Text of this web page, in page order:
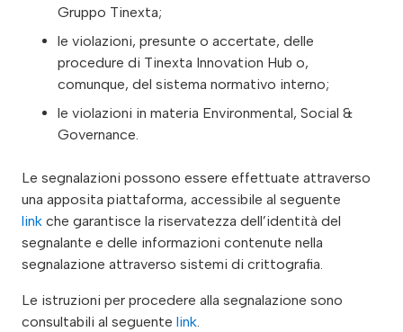
Gruppo Tinexta;
le violazioni, presunte o accertate, delle
procedure di Tinexta Innovation Hub o,
comunque, del sistema normativo interno;
le violazioni in materia Environmental, Social &
Governance.
Le segnalazioni possono essere effettuate attraverso
una apposita piattaforma, accessibile al seguente
link che garantisce la riservatezza dell’identità del
segnalante e delle informazioni contenute nella
segnalazione attraverso sistemi di crittografia.
Le istruzioni per procedere alla segnalazione sono
consultabili al seguente link